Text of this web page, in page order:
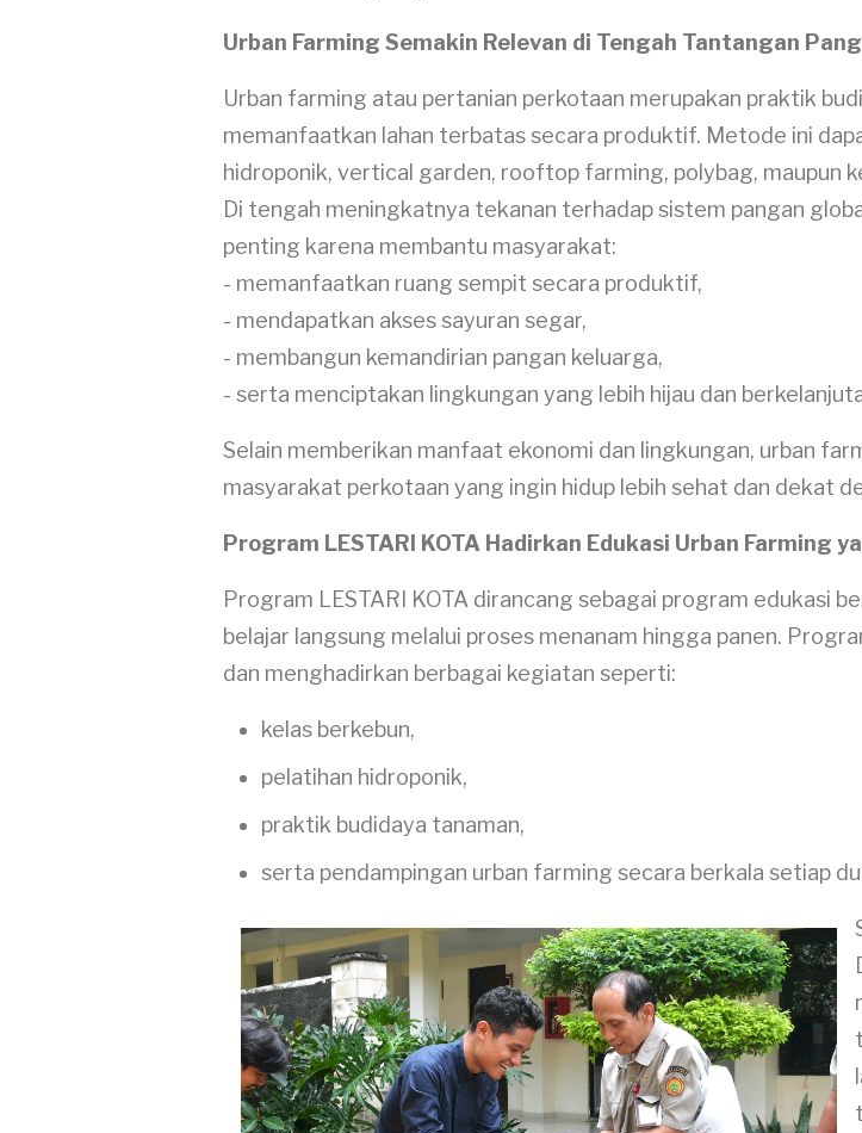
Urban Farming Semakin Relevan di Tengah Tantangan
Urban farming atau pertanian perkotaan merupakan praktik
memanfaatkan lahan terbatas secara produktif. Metode ini
hidroponik, vertical garden, rooftop farming, polybag, maupun
Di tengah meningkatnya tekanan terhadap sistem pangan
penting karena membantu masyarakat:
- memanfaatkan ruang sempit secara produktif,
- mendapatkan akses sayuran segar,
- membangun kemandirian pangan keluarga,
- serta menciptakan lingkungan yang lebih hijau dan
Selain memberikan manfaat ekonomi dan lingkungan, urban
masyarakat perkotaan yang ingin hidup lebih sehat dan dekat
Program LESTARI KOTA Hadirkan Edukasi Urban Farming
Program LESTARI KOTA dirancang sebagai program edukasi
belajar langsung melalui proses menanam hingga panen.
dan menghadirkan berbagai kegiatan seperti:
kelas berkebun,
pelatihan hidroponik,
praktik budidaya tanaman,
serta pendampingan urban farming secara berkala setiap